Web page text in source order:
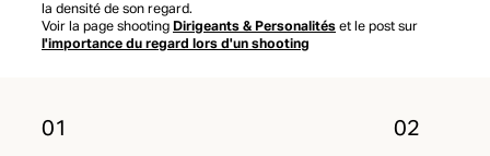
la densité de son regard.
Voir la page shooting Dirigeants & Personalités et le post sur
l'importance du regard lors d'un shooting
01 02